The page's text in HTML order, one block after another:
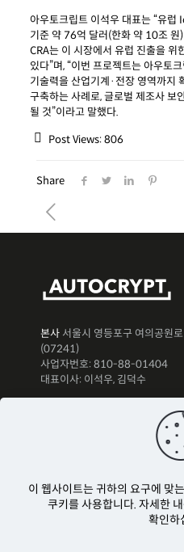
아우토크립트 이석우 대표는 “유
기준 약 76억 달러(한화 약 10조 원
CRA는 이 시장에서 유럽 진출을 위
있다”며, “이번 프로젝트는 아우토
기술력을 산업기계·전장 영역까지
구축하는 사례로, 글로벌 제조사 보
될 것”이라고 말했다.
Post Views:806
Share
이 웹사이트는 귀하의 요구에 맞
쿠키를 사용합니다. 자세한
확인하
본사 서울시 영등포구 여의공원
(07241)
사업자번호: 810-88-01404
대표이사: 이석우, 김덕수